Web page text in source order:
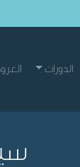
الدورات